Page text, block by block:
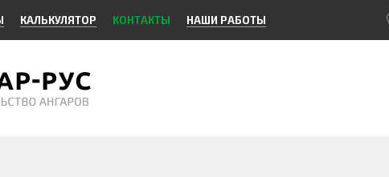
КАЛЬКУЛЯТОР КОНТАКТЫ НАШИ РАБОТЫ